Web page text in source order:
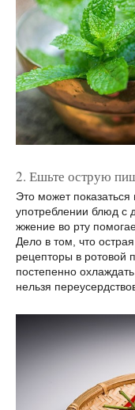
2. Ешьте острую
Это может
употреблении блюд с
жжение во рту
Дело в том, что
рецепторы в ротовой
постепенно
нельзя